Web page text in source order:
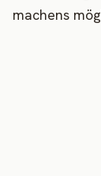
machens